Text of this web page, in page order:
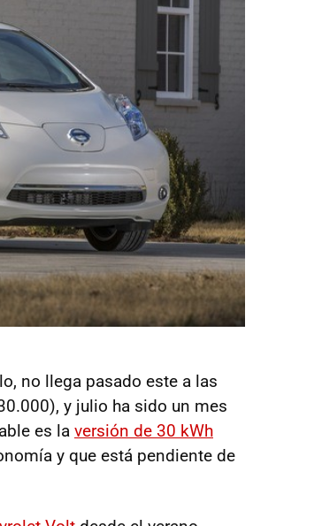
no llega pasado este a las
y julio ha sido un mes
es la versión de 30 kWh
y que está pendiente de